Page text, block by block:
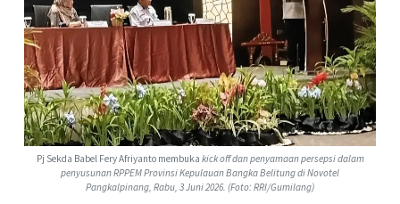
Pj Sekda Babel Fery Afriyanto membuka kick off dan penyamaan persepsi dalam
penyusunan RPPEM Provinsi Kepulauan Bangka Belitung di Novotel
Pangkalpinang, Rabu, 3 Juni 2026. (Foto: RRI/Gumilang)